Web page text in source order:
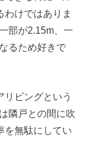
わけではありま
部が2.15m、一
るため好きで
ビングという
隣戸との間に吹
を無駄にしてい